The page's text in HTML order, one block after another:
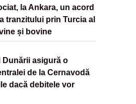
la Ankara, un acord
tranzitului prin Turcia al
și bovine
Dunării asigură o
de la Cernavodă
dacă debitele vor